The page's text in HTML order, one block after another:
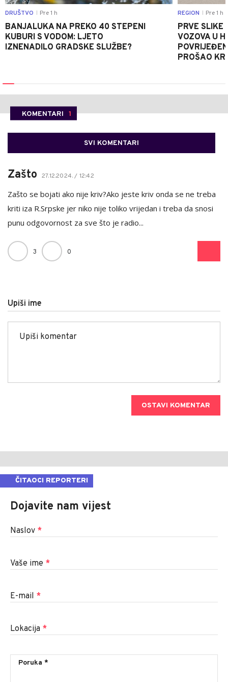
DRUŠTVO Pre 1 h
BANJALUKA NA PREKO 40 STEPENI
KUBURI S VODOM: LJETO
IZNENADILO GRADSKE SLUŽBE?
REGION Pre 1 h
PRVE SLIKE
VOZOVA U
PROŠAO
KOMENTARI 1
SVI KOMENTARI
Zašto 27.12.2024. / 12:42
Zašto se bojati ako nije kriv?Ako jeste kriv onda se ne treba
kriti iza R.Srpske jer niko nije toliko vrijedan i treba da snosi
punu odgovornost za sve što je radio...
3 0
Upiši ime
OSTAVI KOMENTAR
ČITAOCI REPORTERI
Dojavite nam vijest
Naslov *
Vaše ime *
E-mail *
Lokacija *